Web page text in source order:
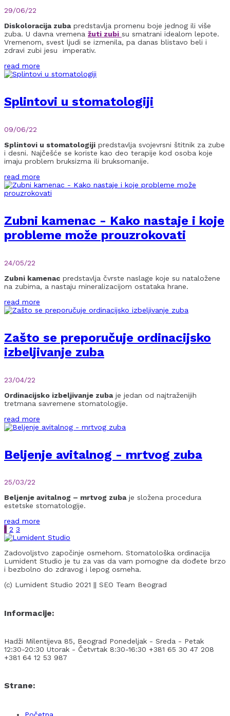
29/06/22
Diskoloracija zubapredstavlja promenu boje jednog ili više
zuba. U davna vremena žuti zubi su smatrani idealom lepote.
Vremenom, svest ljudi se izmenila, pa danas blistavo beli i
zdravi zubi jesu imperativ.
read more
Splintovi u stomatologiji
09/06/22
Splintovi u stomatologiji predstavlja svojevrsni štitnik za zube
i desni. Najčešće se koriste kao deo terapije kod osoba koje
imaju problem bruksizma ili bruksomanije.
read more
Zubni kamenac - Kako nastaje i koje
probleme može prouzrokovati
24/05/22
Zubni kamenac predstavlja čvrste naslage koje su nataložene
na zubima, a nastaju mineralizacijom ostataka hrane.
read more
Zašto se preporučuje ordinacijsko
izbeljivanje zuba
23/04/22
Ordinacijsko izbeljivanje zubaje jedan od najtraženijih
tretmana savremene stomatologije.
read more
Beljenje avitalnog - mrtvog zuba
25/03/22
Beljenje avitalnog – mrtvog zubaje složena procedura
estetske stomatologije.
read more
1 2 3
Zadovoljstvo započinje osmehom. Stomatološka ordinacija
Lumident Studio je tu za vas da vam pomogne da dođete brzo
i bezbolno do zdravog i lepog osmeha.
(c) Lumident Studio 2021 || SEO Team Beograd
Informacije:
Hadži Milentijeva 85, Beograd Ponedeljak - Sreda - Petak
12:30-20:30 Utorak - Četvrtak 8:30-16:30 +381 65 30 47 208
+381 64 12 53 987
Strane: